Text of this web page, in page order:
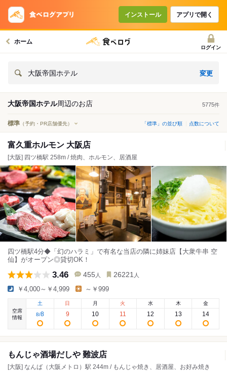
インストール アプリで開く
ホーム
ログイン
大阪帝国ホテル 変更
大阪帝国ホテル周辺のお店 5775件
標準 （予約・PR店舗優先） 「標準」の並び順 点数について
富久重ホルモン 大阪店
[大阪] 四ツ橋駅 258m / 焼肉、ホルモン、居酒屋
四ツ橋駅4分◆「幻のハラミ」で有名な当店の隣に姉妹店【大衆牛串 空
仙】がオープン◎貸切OK！
3.46 455 人 26221 人
￥4,000～￥4,999 ～￥999
空席
情報
土
8/8
日
9
月
10
火
11
水
12
木
13
金
14
もんじゃ酒場だしや 難波店
[大阪] なんば（大阪メトロ）駅 244m / もんじゃ焼き、居酒屋、お好み焼き